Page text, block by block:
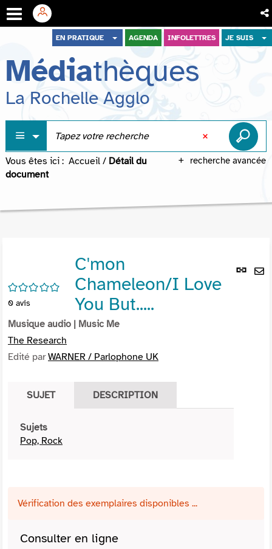
menu
contenu
recherche
EN PRATIQUE AGENDA INFOLETTRES JE SUIS
Médiathèques
La Rochelle Agglo
recherche avancée
Vous êtes ici : Accueil / Détail du
document
Lien
/5
0 avis
C'mon
Chameleon/I Love
You But.....
Musique audio | Music Me
The Research
Edité parWARNER / Parlophone UK
SUJET DESCRIPTION
Sujets
Pop, Rock
Vérification des exemplaires disponibles ...
Consulter en ligne